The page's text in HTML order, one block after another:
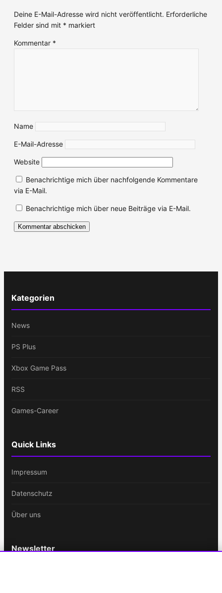
Deine E-Mail-Adresse wird nicht veröffentlicht. Erforderliche
Felder sind mit * markiert
Kommentar *
Name
E-Mail-Adresse
Website
Benachrichtige mich über nachfolgende Kommentare
via E-Mail.
Benachrichtige mich über neue Beiträge via E-Mail.
Kategorien
News
PS Plus
Xbox Game Pass
RSS
Games-Career
Quick Links
Impressum
Datenschutz
Über uns
Newsletter